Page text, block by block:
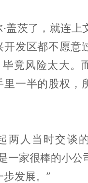
盖茨了，就连上
开发区都不愿意
竟风险太大。
里一半的股权，
两人当时交谈
一家很棒的小公
步发展。”